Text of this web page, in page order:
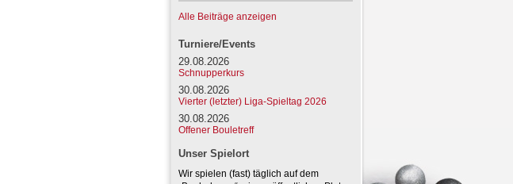
Alle Beiträge anzeigen
Turniere/Events
29.08.2026
Schnupperkurs
30.08.2026
Vierter (letzter) Liga-Spieltag 2026
30.08.2026
Offener Bouletreff
Unser Spielort
Wir spielen (fast) täglich auf dem